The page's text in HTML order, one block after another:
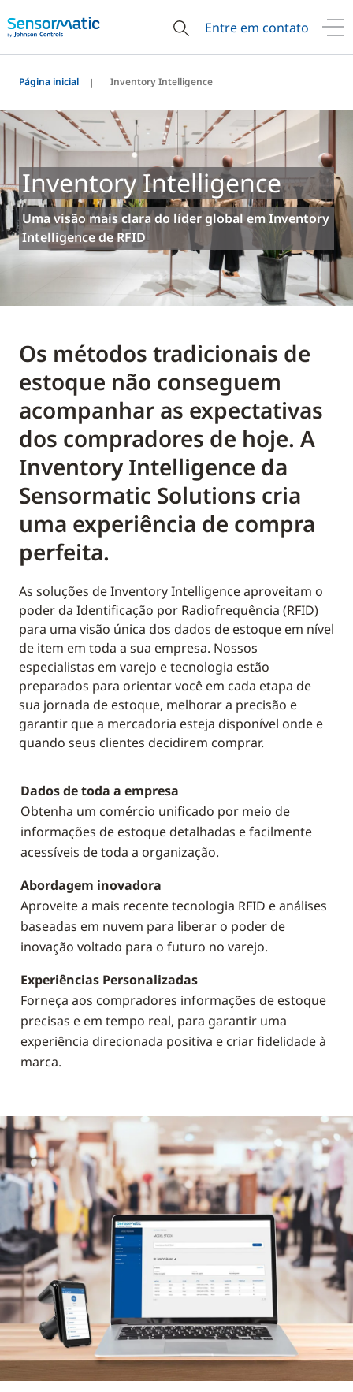
Entre em contato
Página inicial Inventory Intelligence
Inventory Intelligence
Uma visão mais clara do líder global em Inventory
Intelligence de RFID
Os métodos tradicionais de
estoque não conseguem
acompanhar as expectativas
dos compradores de hoje. A
Inventory Intelligence da
Sensormatic Solutions cria
uma experiência de compra
perfeita.
As soluções de Inventory Intelligence aproveitam o
poder da Identificação por Radiofrequência (RFID)
para uma visão única dos dados de estoque em nível
de item em toda a sua empresa. Nossos
especialistas em varejo e tecnologia estão
preparados para orientar você em cada etapa de
sua jornada de estoque, melhorar a precisão e
garantir que a mercadoria esteja disponível onde e
quando seus clientes decidirem comprar.
Dados de toda a empresa
Obtenha um comércio unificado por meio de
informações de estoque detalhadas e facilmente
acessíveis de toda a organização.
Abordagem inovadora
Aproveite a mais recente tecnologia RFID e análises
baseadas em nuvem para liberar o poder de
inovação voltado para o futuro no varejo.
Experiências Personalizadas
Forneça aos compradores informações de estoque
precisas e em tempo real, para garantir uma
experiência direcionada positiva e criar fidelidade à
marca.